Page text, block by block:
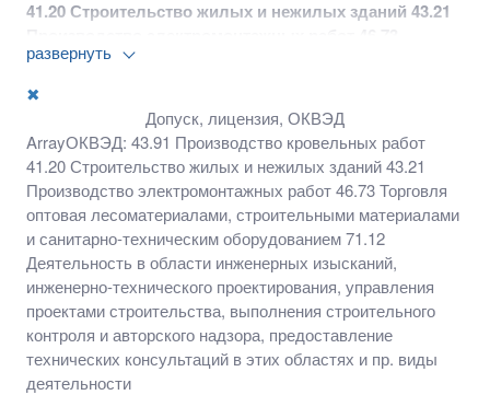
41.20 Строительство жилых и нежилых зданий 43.21
Торговля оптовая лесоматериалами, строительными
материалами и санитарно-техническим
оборудованием 71.12 Деятельность в области
инженерных изысканий, инженерно-технического
проектирования, управления проектами
строительства, выполнения строительного контроля
и авторского надзора, предоставление технических
консультаций в этих областях и пр. виды
деятельности
развернуть
✖
Допуск, лицензия, ОКВЭД
ArrayОКВЭД: 43.91 Производство кровельных работ
41.20 Строительство жилых и нежилых зданий 43.21
Производство электромонтажных работ 46.73 Торговля
оптовая лесоматериалами, строительными материалами
и санитарно-техническим оборудованием 71.12
Деятельность в области инженерных изысканий,
инженерно-технического проектирования, управления
проектами строительства, выполнения строительного
контроля и авторского надзора, предоставление
технических консультаций в этих областях и пр. виды
деятельности